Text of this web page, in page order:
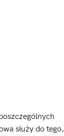
służy do tego,